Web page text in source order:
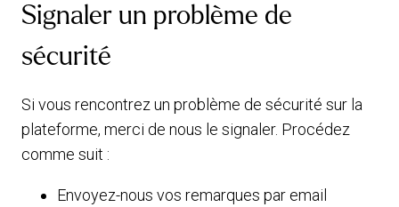
Politique de confidentialité
Politique de cookies
Wellpass : Mentions légales & Conditions
Signaler un problème de
sécurité
Si vous rencontrez un problème de sécurité sur la
plateforme, merci de nous le signaler. Procédez
comme suit :
Envoyez-nous vos remarques par email